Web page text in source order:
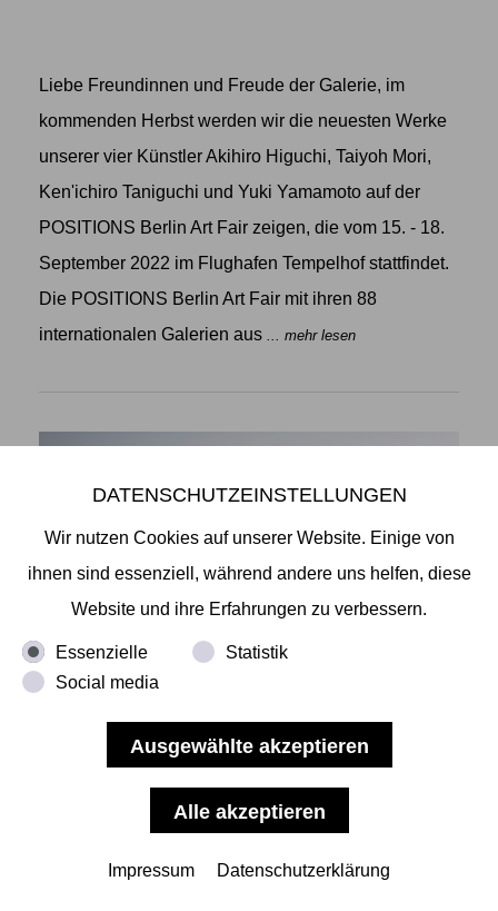
Liebe Freundinnen und Freude der Galerie, im
kommenden Herbst werden wir die neuesten Werke
unserer vier Künstler Akihiro Higuchi, Taiyoh Mori,
Ken'ichiro Taniguchi und Yuki Yamamoto auf der
POSITIONS Berlin Art Fair zeigen, die vom 15. - 18.
September 2022 im Flughafen Tempelhof stattfindet.
Die POSITIONS Berlin Art Fair mit ihren 88
internationalen Galerien aus
... mehr lesen
-THE SUMMIT - SHINGO YOSHIDA
Wir laden Sie anlässlich zur Fototriennale Hamburg
herzlich ein zur Eröffnung unserer nächsten
DATENSCHUTZEINSTELLUNGEN
Wir nutzen Cookies auf unserer Website. Einige von
ihnen sind essenziell, während andere uns helfen, diese
Website und ihre Erfahrungen zu verbessern.
Essenzielle
Statistik
Social media
Impressum Datenschutzerklärung